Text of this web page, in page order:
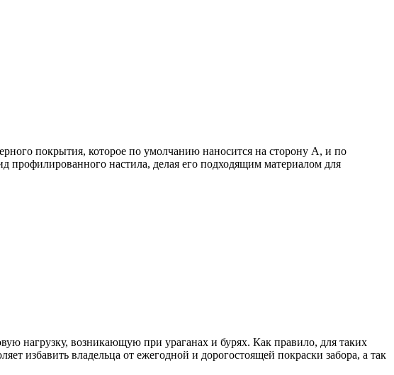
покрытия, которое по умолчанию наносится на сторону А, и по
настила, делая его подходящим материалом для
нагрузку, возникающую при ураганах и бурях. Как правило, для таких
избавить владельца от ежегодной и дорогостоящей покраски забора, а так